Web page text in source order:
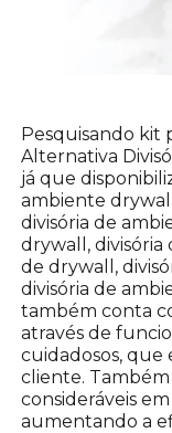
Pesquisando kit
Alternativa
já que
ambiente
divisória de
drywall, divisória
de drywall,
divisória de
também conta
através de
cuidadosos, que
cliente.
consideráveis
aumentando a